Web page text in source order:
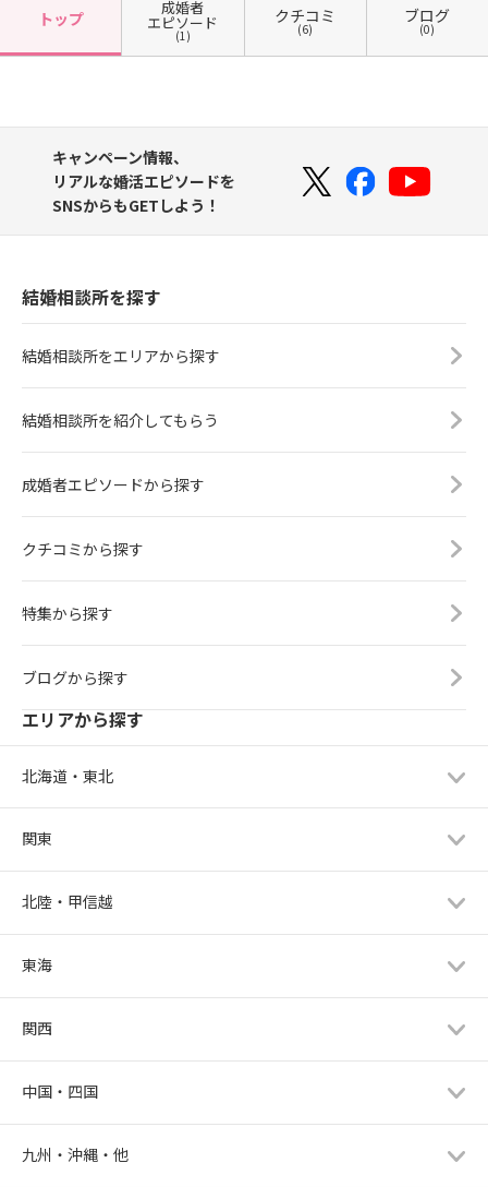
トップ
成婚者
エピソード
(1)
クチコミ
(6)
ブログ
(0)
キャンペーン情報、
リアルな婚活エピソードを
SNSからもGETしよう！
結婚相談所を探す
結婚相談所をエリアから探す
結婚相談所を紹介してもらう
成婚者エピソードから探す
クチコミから探す
特集から探す
ブログから探す
エリアから探す
北海道・東北
関東
北陸・甲信越
東海
関西
中国・四国
九州・沖縄・他